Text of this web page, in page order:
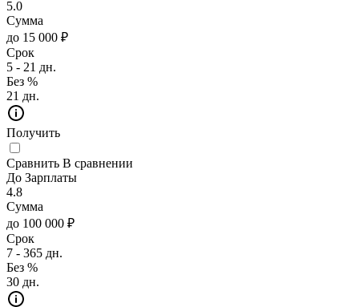
5.0
Сумма
до 15 000 ₽
Срок
5 - 21 дн.
Без %
21 дн.
Получить
Сравнить В сравнении
До Зарплаты
4.8
Сумма
до 100 000 ₽
Срок
7 - 365 дн.
Без %
30 дн.